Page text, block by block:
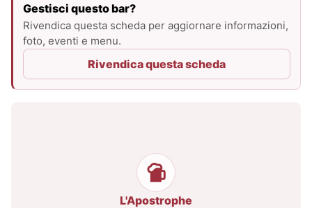
Gestisci questo bar?
Rivendica questa scheda per aggiornare informazioni,
foto, eventi e menu.
Rivendica questa scheda
L'Apostrophe